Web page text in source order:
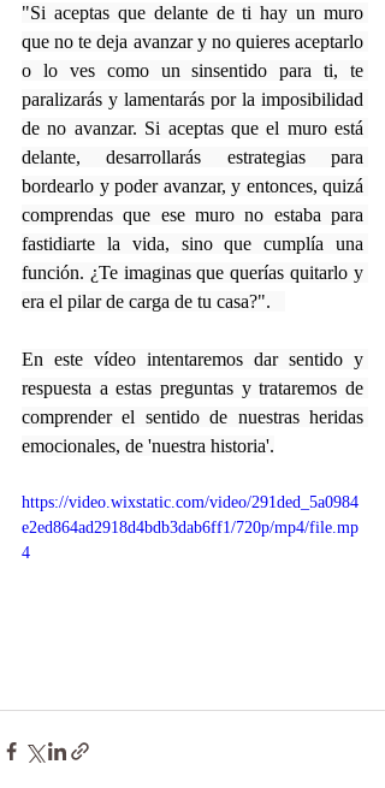
"Si aceptas que delante de ti hay un muro
que no te deja avanzar y no quieres aceptarlo
o lo ves como un sinsentido para ti, te
paralizarás y lamentarás por la imposibilidad
de no avanzar. Si aceptas que el muro está
delante, desarrollarás estrategias para
bordearlo y poder avanzar, y entonces, quizá
comprendas que ese muro no estaba para
fastidiarte la vida, sino que cumplía una
función. ¿Te imaginas que querías quitarlo y
era el pilar de carga de tu casa?".
En este vídeo intentaremos dar sentido y
respuesta a estas preguntas y trataremos de
comprender el sentido de nuestras heridas
emocionales, de 'nuestra historia'.
https://video.wixstatic.com/video/291ded_5a0984
e2ed864ad2918d4bdb3dab6ff1/720p/mp4/file.mp
4